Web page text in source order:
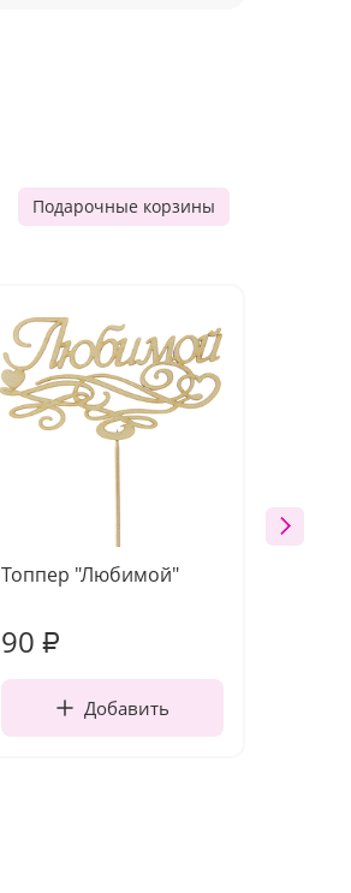
Подарочные корзины
Топпер "Любимой"
90 ₽
Добавить